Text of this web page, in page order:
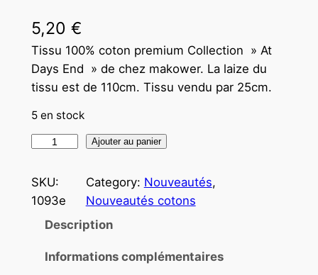
5,20 €
Tissu 100% coton premium Collection » At
Days End » de chez makower. La laize du
tissu est de 110cm. Tissu vendu par 25cm.
5 en stock
Ajouter au panier
SKU:
1093e
Category: Nouveautés
Nouveautés cotons
Description
Informations complémentaires